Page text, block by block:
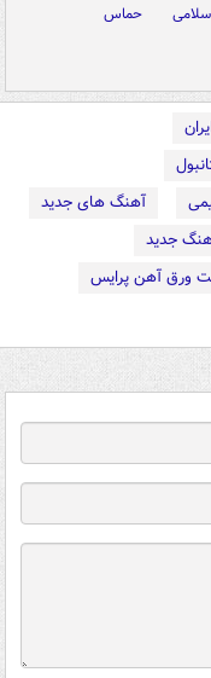
حماس
آهنگ های جدید
جدید
ورق آهن پرایس